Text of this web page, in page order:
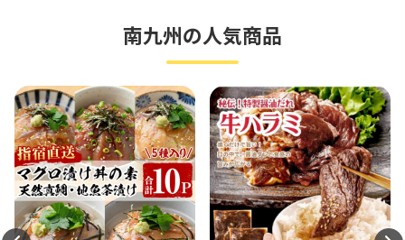
南九州の人気商品